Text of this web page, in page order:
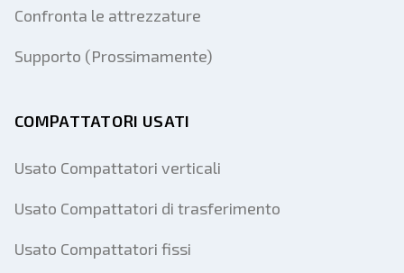
Confronta le attrezzature
Supporto (Prossimamente)
COMPATTATORI USATI
Usato Compattatori verticali
Usato Compattatori di trasferimento
Usato Compattatori fissi